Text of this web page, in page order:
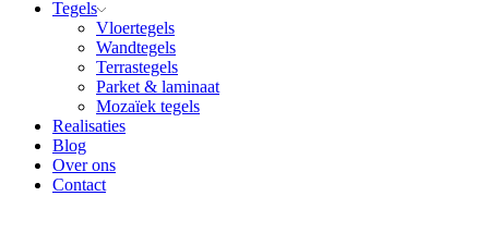
Tegels
Vloertegels
Wandtegels
Terrastegels
Parket & laminaat
Mozaïek tegels
Realisaties
Blog
Over ons
Contact